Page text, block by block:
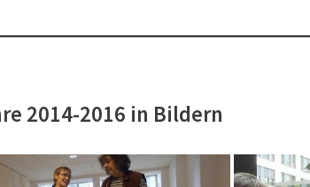
2014-2016 in Bildern